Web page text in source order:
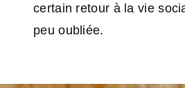
certain retour à la vie
peu oubliée.